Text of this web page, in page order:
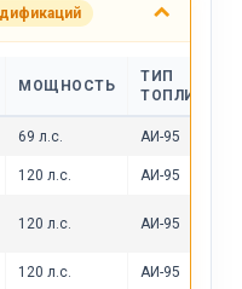
МОЩНОСТЬ
ТИП
ТОПЛИВА
69 л.с. АИ-95
120 л.с. АИ-95
120 л.с. АИ-95
120 л.с. АИ-95